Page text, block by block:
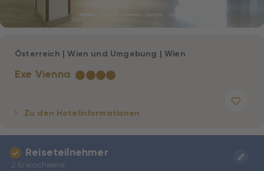
Exe Vienna ★★★★
Österreich |Wien und Umgebung | Wien
Zu den Hotelinformationen
Reiseteilnehmer
2 Erwachsene